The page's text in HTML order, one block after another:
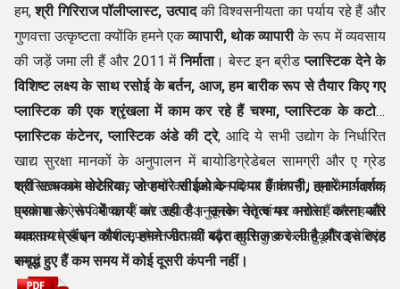
हम,श्री गिरिराज पॉलीप्लास्ट, उत्पादकी विश्वसनीयता का पर्याय रहे हैं और
गुणवत्ता उत्कृष्टता क्योंकि हमने एकव्यापारी, थोक व्यापारीके रूप में व्यवसाय
की जड़ें जमा ली हैं और 2011 मेंनिर्माता। बेस्ट इन ब्रीडप्लास्टिक देने के
विशिष्ट लक्ष्य के साथरसोई के बर्तन, आज, हम बारीक रूप से तैयार किए गए
प्लास्टिक की एक श्रृंखला में काम कर रहे हैं चश्मा, प्लास्टिक के कटोरे,
प्लास्टिक कंटेनर, प्लास्टिक अंडे की ट्रे, आदि ये सभी उद्योग के निर्धारित
खाद्य सुरक्षा मानकों के अनुपालन में बायोडिग्रेडेबल सामग्री और ए ग्रेड
प्लास्टिक को अपनाकर उत्पादों का उत्पादन किया जाता है। इसके अलावा,
हमारे पास ऐसे विशेषज्ञ हैं जो उत्पाद अनुकूलन को संभव बनाते हैं और हमारी
मदद करते हैं इन सभी उपरोक्त उत्पादों और बहुत कुछ के अनुकूलित वेरिएंट
बनाएं
।
श्री सत्यकाम मोटेरिया, जो हमारे सीईओ के पद पर हैं कंपनी, हमारे मार्गदर्शक
प्रकाश के रूप में कार्य कर रही है। उनके नेतृत्व पर भरोसा करना और
व्यवसाय प्रबंधन कौशल, हमने जीत की बढ़त हासिल कर ली है और इस तरह
समृद्ध हुए हैं कम समय में कोई दूसरी कंपनी नहीं।